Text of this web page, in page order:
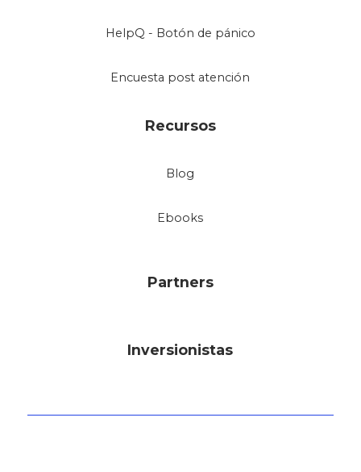
HelpQ - Botón de pánico
Encuesta post atención
Recursos
Blog
Ebooks
Partners
Inversionistas